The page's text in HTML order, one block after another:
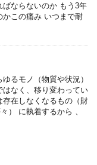
ならないのか もう3年
この痛み いつまで耐
るモノ（物質や状況）
なく、移り変わってい
在しなくなるもの（財
） に執着するから 、